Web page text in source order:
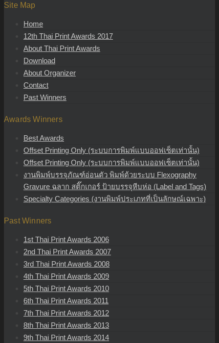
Site Map
Home
12th Thai Print Awards 2017
About Thai Print Awards
Download
About Organizer
Contact
Past Winners
Awards Winners
Best Awards
Offset Printing Only (ระบบการพิมพ์แบบออฟเซ็ตเท่านั้น)
Offset Printing Only (ระบบการพิมพ์แบบออฟเซ็ตเท่านั้น)
งานพิมพ์บรรจุภัณฑ์อ่อนตัว พิมพ์ด้วยระบบ Flexography
Gravure ฉลาก สติ๊กเกอร์ ป้ายบรรจุหีบห่อ (Label and Tags)
Specialty Categories (งานพิมพ์ประเภทที่เป็นลักษณ์เฉพาะ)
Past Winners
1st Thai Print Awards 2006
2nd Thai Print Awards 2007
3rd Thai Print Awards 2008
4th Thai Print Awards 2009
5th Thai Print Awards 2010
6th Thai Print Awards 2011
7th Thai Print Awards 2012
8th Thai Print Awards 2013
9th Thai Print Awards 2014